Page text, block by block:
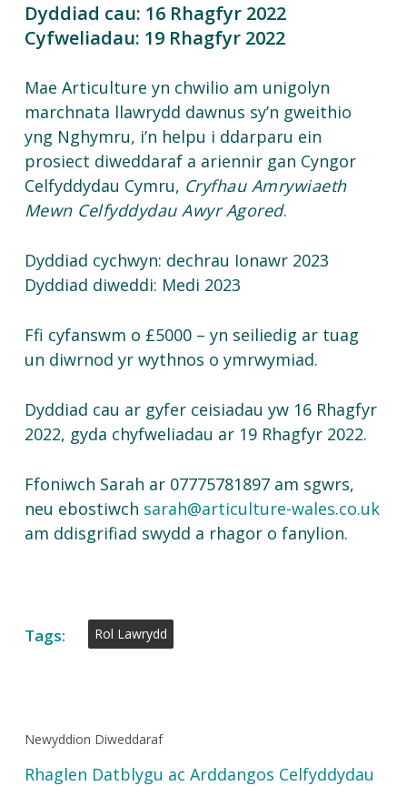
Dyddiad cau: 16 Rhagfyr 2022
Cyfweliadau: 19 Rhagfyr 2022
Mae Articulture yn chwilio am unigolyn
marchnata llawrydd dawnus sy’n gweithio
yng Nghymru, i’n helpu i ddarparu ein
prosiect diweddaraf a ariennir gan Cyngor
Celfyddydau Cymru, Cryfhau Amrywiaeth
Mewn Celfyddydau Awyr Agored.
Dyddiad cychwyn: dechrau Ionawr 2023
Dyddiad diweddi: Medi 2023
Ffi cyfanswm o £5000 – yn seiliedig ar tuag
un diwrnod yr wythnos o ymrwymiad.
Dyddiad cau ar gyfer ceisiadau yw 16 Rhagfyr
2022, gyda chyfweliadau ar 19 Rhagfyr 2022.
Ffoniwch Sarah ar 07775781897 am sgwrs,
neu ebostiwch sarah@articulture-wales.co.uk
am ddisgrifiad swydd a rhagor o fanylion.
Tags: Rol Lawrydd
Newyddion Diweddaraf
Rhaglen Datblygu ac Arddangos Celfyddydau